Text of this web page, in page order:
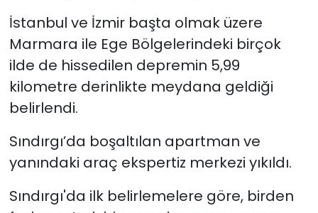
İstanbul ve İzmir başta olmak üzere
Marmara ile Ege Bölgelerindeki birçok
ilde de hissedilen depremin 5,99
kilometre derinlikte meydana geldiği
belirlendi.
Sındırgı’da boşaltılan apartman ve
yanındaki araç ekspertiz merkezi yıkıldı.
Sındırgı'da ilk belirlemelere göre, birden